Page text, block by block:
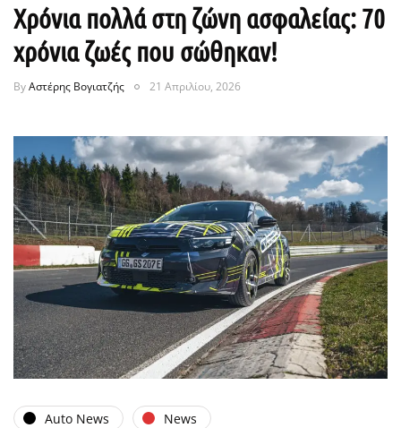
Χρόνια πολλά στη ζώνη ασφαλείας: 70
χρόνια ζωές που σώθηκαν!
ByΑστέρης Βογιατζής 21 Απριλίου, 2026
Auto News News